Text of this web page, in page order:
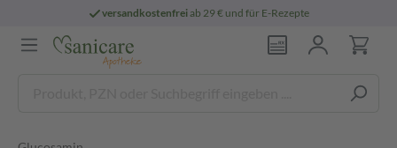
versandkostenfreiab 29 € und für E-Rezepte